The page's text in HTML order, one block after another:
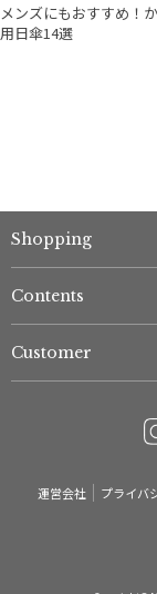
メンズにもおすすめ！
用日傘14選
Shopping
Contents
Customer
運営会社 プライバ